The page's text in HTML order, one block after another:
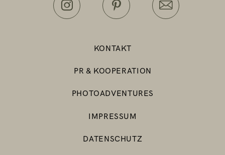
KONTAKT
PR & KOOPERATION
PHOTOADVENTURES
IMPRESSUM
DATENSCHUTZ